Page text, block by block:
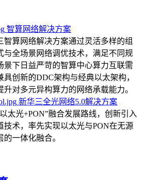
智算网络解决方案
智算网络解决方案通过灵活多样的组
与全场景网络调优技术，满足不同规
景下日益严苛的智算中心算力互联需
具创新的DDC架构与经典以太架构，
升对多元异构算力的网络承载能力。
新华三全光网络5.0解决方案
太光+PON”融合发展路线，创新引入
技术，率先实现以太光与PON在无源
的一体化融合。